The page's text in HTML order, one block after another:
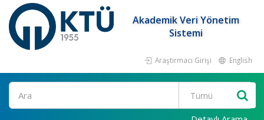
Akademik Veri Yönetim
Sistemi
Araştırmacı Girişi English
Ara